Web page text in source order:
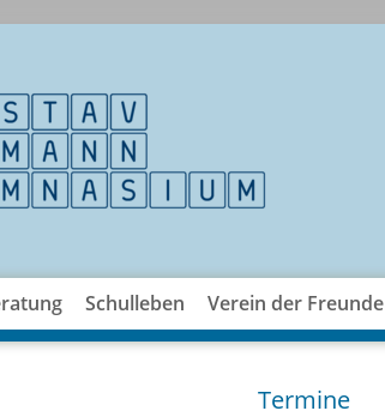
Schulleben Verein der Freunde
Termine